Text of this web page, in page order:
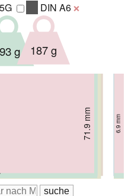
DIN A6 ❌
74 mm 7.1 mm
76 mm 7.3 mm
74.02 mm 7.6 mm
75.6 mm 7.15 mm
g
71.9 mm 6.9 mm
187 g